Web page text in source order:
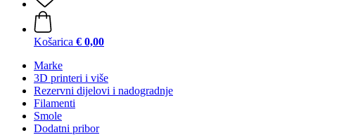
Košarica € 0,00
Marke
3D printeri i više
Rezervni dijelovi i nadogradnje
Filamenti
Smole
Dodatni pribor